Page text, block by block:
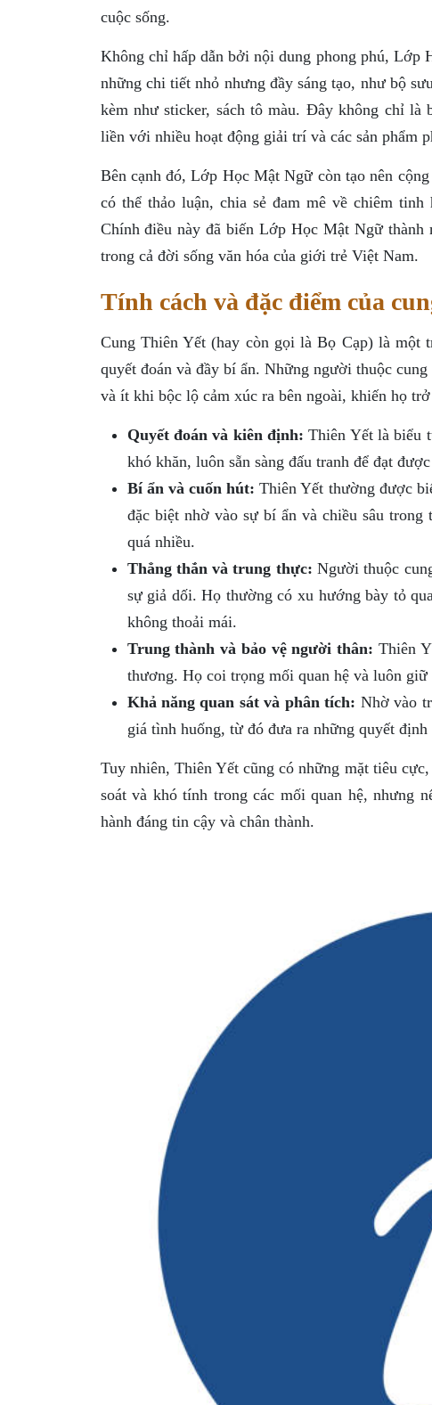
cuộc sống.
Không chỉ hấp dẫn bởi nội dung phong phú, Lớp
những chi tiết nhỏ nhưng đầy sáng tạo, như bộ
kèm như sticker, sách tô màu. Đây không chỉ là
liền với nhiều hoạt động giải trí và các sản phẩm
Bên cạnh đó, Lớp Học Mật Ngữ còn tạo nên
có thể thảo luận, chia sẻ đam mê về chiêm
Chính điều này đã biến Lớp Học Mật Ngữ
trong cả đời sống văn hóa của giới trẻ Việt Nam.
Tính cách và đặc điểm của
Cung Thiên Yết (hay còn gọi là Bọ Cạp) là một
quyết đoán và đầy bí ẩn. Những người thuộc
và ít khi bộc lộ cảm xúc ra bên ngoài, khiến họ
Quyết đoán và kiên định: Thiên Yết là biểu
khó khăn, luôn sẵn sàng đấu tranh để đạt
Bí ẩn và cuốn hút: Thiên Yết thường được
đặc biệt nhờ vào sự bí ẩn và chiều sâu
quá nhiều.
Thẳng thắn và trung thực: Người thuộc
sự giả dối. Họ thường có xu hướng bày tỏ
không thoải mái.
Trung thành và bảo vệ người thân: Thiên
thương. Họ coi trọng mối quan hệ và luôn
Khả năng quan sát và phân tích: Nhờ vào
giá tình huống, từ đó đưa ra những quyết định
Tuy nhiên, Thiên Yết cũng có những mặt tiêu
soát và khó tính trong các mối quan hệ, nhưng
hành đáng tin cậy và chân thành.